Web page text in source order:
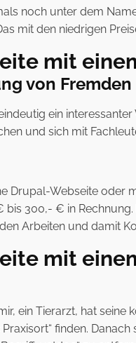
noch unter dem
mit den niedrigen
mit
von Fremden
ein
und sich mit
Drupal-Webseite
300,- € in
Arbeiten und damit
mit
ein Tierarzt, hat
finden.